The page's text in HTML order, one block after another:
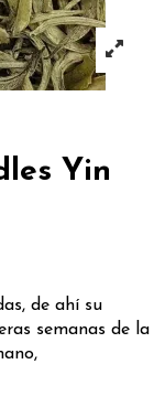
Yin
s, de ahí su
semanas de la